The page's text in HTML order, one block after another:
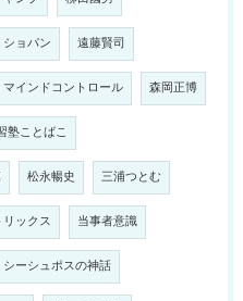
ショパン 遠藤賢司
マインドコントロール 森岡正博
塾ことばこ
松永暢史 三浦つとむ
ックス 当事者意識
シーシュポスの神話